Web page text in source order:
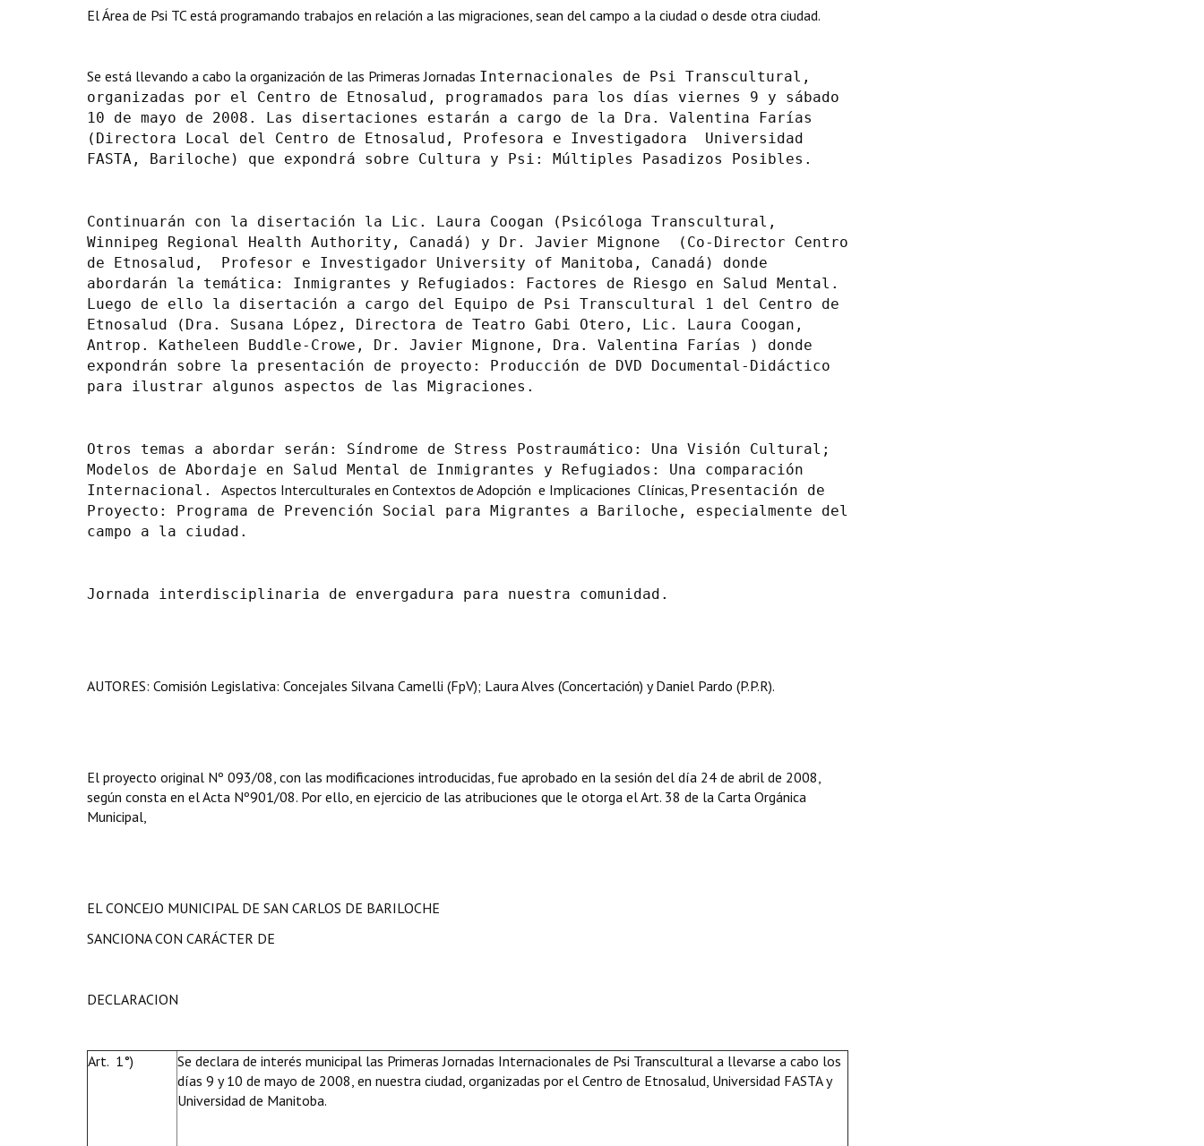
El Área de Psi TC está programando trabajos en relación a las migraciones, sean del campo a la ciudad o desde otra ciudad.
Se está llevando a cabo la organización de las Primeras Jornadas Internacionales de Psi Transcultural,
organizadas por el Centro de Etnosalud, programados para los días viernes 9 y sábado
10 de mayo de 2008. Las disertaciones estarán a cargo de la Dra. Valentina Farías
(Directora Local del Centro de Etnosalud, Profesora e Investigadora Universidad
FASTA, Bariloche) que expondrá sobre Cultura y Psi: Múltiples Pasadizos Posibles.
Continuarán con la disertación la Lic. Laura Coogan (Psicóloga Transcultural,
Winnipeg Regional Health Authority, Canadá) y Dr. Javier Mignone (Co-Director Centro
de Etnosalud, Profesor e Investigador University of Manitoba, Canadá) donde
abordarán la temática: Inmigrantes y Refugiados: Factores de Riesgo en Salud Mental.
Luego de ello la disertación a cargo del Equipo de Psi Transcultural 1 del Centro de
Etnosalud (Dra. Susana López, Directora de Teatro Gabi Otero, Lic. Laura Coogan,
Antrop. Katheleen Buddle-Crowe, Dr. Javier Mignone, Dra. Valentina Farías ) donde
expondrán sobre la presentación de proyecto: Producción de DVD Documental-Didáctico
para ilustrar algunos aspectos de las Migraciones.
Otros temas a abordar serán: Síndrome de Stress Postraumático: Una Visión Cultural;
Modelos de Abordaje en Salud Mental de Inmigrantes y Refugiados: Una comparación
Internacional. Aspectos Interculturales en Contextos de Adopción e Implicaciones Clínicas, Presentación de
Proyecto: Programa de Prevención Social para Migrantes a Bariloche, especialmente del
campo a la ciudad.
Jornada interdisciplinaria de envergadura para nuestra comunidad.
AUTORES: Comisión Legislativa: Concejales Silvana Camelli (FpV); Laura Alves (Concertación) y Daniel Pardo (P.P.R).
El proyecto original Nº 093/08, con las modificaciones introducidas, fue aprobado en la sesión del día 24 de abril de 2008,
según consta en el Acta Nº901/08. Por ello, en ejercicio de las atribuciones que le otorga el Art. 38 de la Carta Orgánica
Municipal,
EL CONCEJO MUNICIPAL DE SAN CARLOS DE BARILOCHE
SANCIONA CON CARÁCTER DE
DECLARACION
Art. 1°)
Se declara de interés municipal las Primeras Jornadas Internacionales de Psi Transcultural a llevarse a cabo los
días 9 y 10 de mayo de 2008, en nuestra ciudad, organizadas por el Centro de Etnosalud, Universidad FASTA y
Universidad de Manitoba.